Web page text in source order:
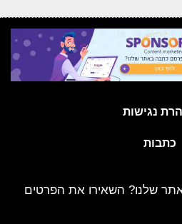
נגישות
כתבות
שלנו? השאירו את הפרטים